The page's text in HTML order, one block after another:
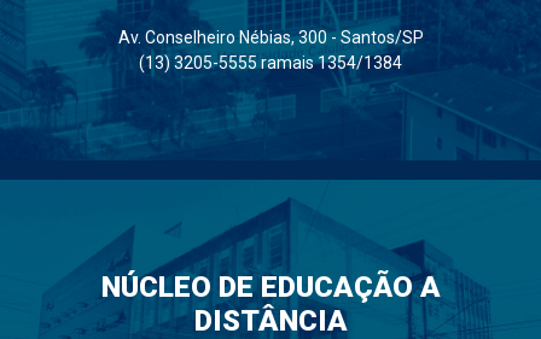
Av. Conselheiro Nébias, 300 - Santos/SP
(13) 3205-5555 ramais 1354/1384
NÚCLEO DE EDUCAÇÃO A
DISTÂNCIA